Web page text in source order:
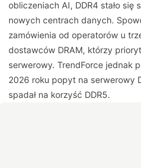
obliczeniach AI, DDR4 stało się
nowych centrach danych.
zamówienia od operatorów u
dostawców DRAM, którzy
serwerowy. TrendForce jednak
2026 roku popyt na serwerowy
spadał na korzyść DDR5.